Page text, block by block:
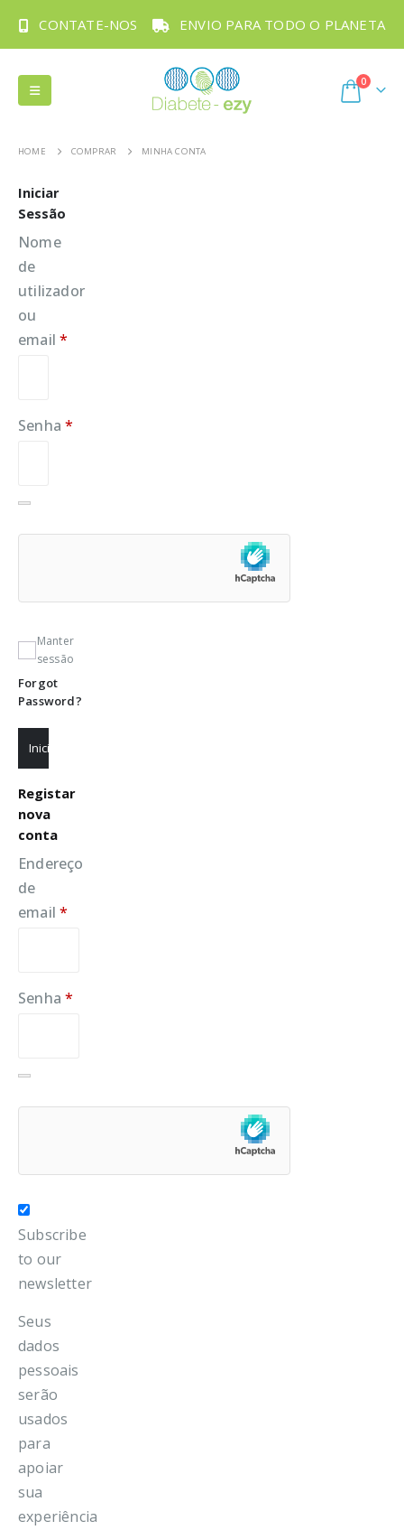
CONTATE-NOS ENVIO PARA TODO O PLANETA
0
HOME COMPRAR MINHA CONTA
Iniciar
Sessão
Nome
de
utilizador
ou
email*
Senha*
Manter
sessão
Forgot
Password?
Iniciar sessão
Registar
nova
conta
Endereço
de
email*
Senha*
Subscribe
to our
newsletter
Seus
dados
pessoais
serão
usados
para
apoiar
sua
experiência